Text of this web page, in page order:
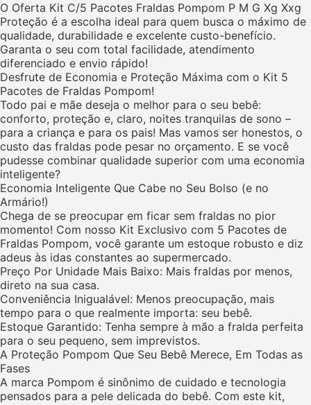
O Oferta Kit C/5 Pacotes Fraldas Pompom P M G Xg Xxg
Proteção é a escolha ideal para quem busca o máximo de
qualidade, durabilidade e excelente custo-benefício.
Garanta o seu com total facilidade, atendimento
diferenciado e envio rápido!
Desfrute de Economia e Proteção Máxima com o Kit 5
Pacotes de Fraldas Pompom!
Todo pai e mãe deseja o melhor para o seu bebê:
conforto, proteção e, claro, noites tranquilas de sono –
para a criança e para os pais! Mas vamos ser honestos, o
custo das fraldas pode pesar no orçamento. E se você
pudesse combinar qualidade superior com uma economia
inteligente?
Economia Inteligente Que Cabe no Seu Bolso (e no
Armário!)
Chega de se preocupar em ficar sem fraldas no pior
momento! Com nosso Kit Exclusivo com 5 Pacotes de
Fraldas Pompom, você garante um estoque robusto e diz
adeus às idas constantes ao supermercado.
Preço Por Unidade Mais Baixo: Mais fraldas por menos,
direto na sua casa.
Conveniência Inigualável: Menos preocupação, mais
tempo para o que realmente importa: seu bebê.
Estoque Garantido: Tenha sempre à mão a fralda perfeita
para o seu pequeno, sem imprevistos.
A Proteção Pompom Que Seu Bebê Merece, Em Todas as
Fases
A marca Pompom é sinônimo de cuidado e tecnologia
pensados para a pele delicada do bebê. Com este kit,